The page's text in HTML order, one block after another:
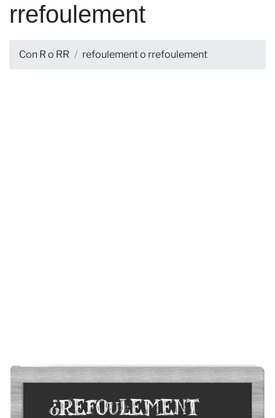
rrefoulement
Con R o RR refoulement o rrefoulement